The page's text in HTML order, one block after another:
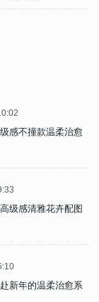
感不撞款温柔治愈
级感清雅花卉配图
新年的温柔治愈系